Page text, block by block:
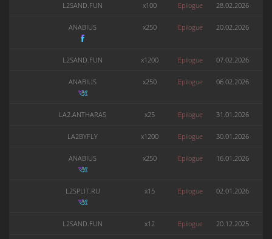
L2SAND.FUN x100 Epilogue 28.02.2026
ANABIUS x250 Epilogue 20.02.2026
L2SAND.FUN x1200 Epilogue 07.02.2026
ANABIUS x250 Epilogue 06.02.2026
LA2.ANTHARAS x25 Epilogue 31.01.2026
LA2BYFLY x1200 Epilogue 30.01.2026
ANABIUS x250 Epilogue 16.01.2026
L2SPLIT.RU x15 Epilogue 02.01.2026
L2SAND.FUN x12 Epilogue 20.12.2025